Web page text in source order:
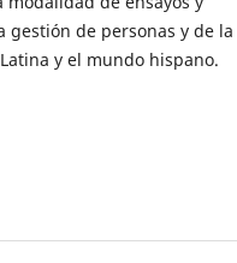
gestión de personas y de la
y el mundo hispano.